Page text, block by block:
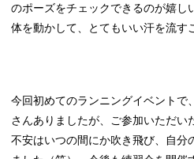
のポーズをチェックできるのが嬉し
体を動かして、とてもいい汗を流す
今回初めてのランニングイベントで
さんありましたが、ご参加いただい
不安はいつの間にか吹き飛び、自分